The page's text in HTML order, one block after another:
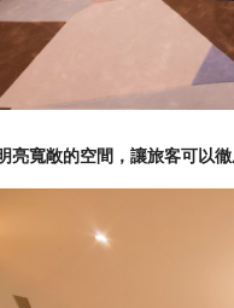
亮寬敞的空間，讓旅客可以